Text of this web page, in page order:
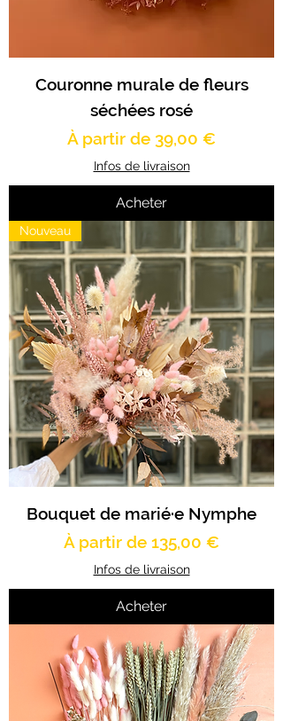
Couronne murale de fleurs
séchées rosé
À partir de 39,00 €
Prix promotionnel
Infos de livraison
Acheter
Nouveau
Bouquet de marié·e Nymphe
À partir de 135,00 €
Prix promotionnel
Infos de livraison
Acheter